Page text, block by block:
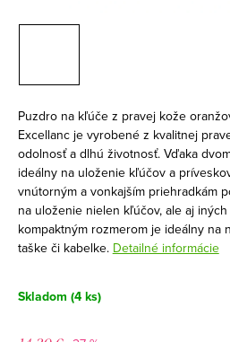
Puzdro na kľúče z pravej kože
Excellanc je vyrobené z kvalitnej
odolnosť a dlhú životnosť. Vďaka
ideálny na uloženie kľúčov a
vnútorným a vonkajším priehradkám
na uloženie nielen kľúčov, ale aj
kompaktným rozmerom je ideálny na
taške či kabelke. Detailné informácie
Skladom (4 ks)